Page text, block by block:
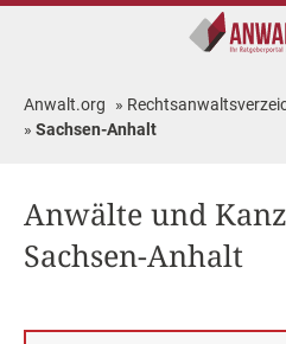
Anwälte und
Sachsen-Anhalt
Anwalt.org »
» Sachsen-Anhalt